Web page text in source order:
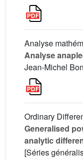
Analyse
Analyse
Jean-Michel
Ordinary
Generalised
analytic
[Séries